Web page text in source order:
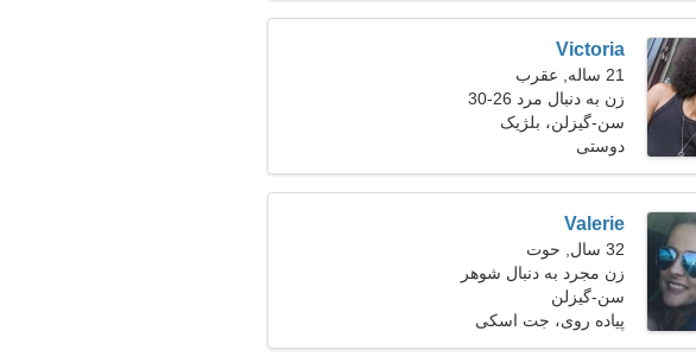
Victoria
21 ساله, عقرب
زن به دنبال مرد 26-30
سن-گیزلن، بلژیک
دوستی
Valerie
32 سال, حوت
زن مجرد به دنبال شوهر
سن-گیزلن
پیاده روی، جت اسکی